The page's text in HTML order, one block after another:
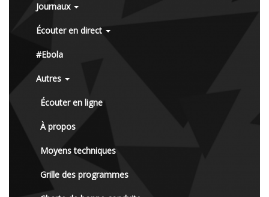
Journaux
Écouter en direct
#Ebola
Autres
Écouter en ligne
À propos
Moyens techniques
Grille des programmes